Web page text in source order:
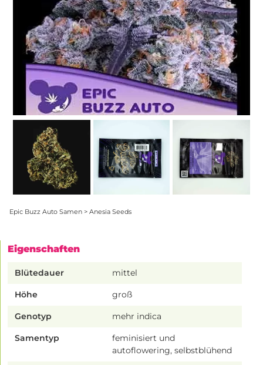
Epic Buzz Auto Samen > Anesia Seeds
Eigenschaften
Blütedauer mittel
Höhe groß
Genotyp mehr indica
Samentyp
feminisiert und
autoflowering, selbstblühend